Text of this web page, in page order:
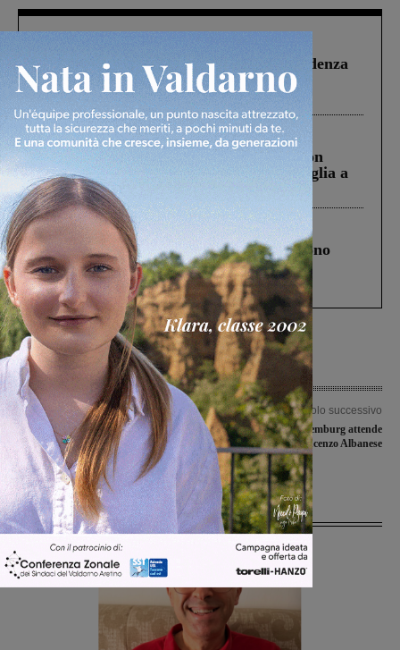
Piscina di Figline finanziata oltre la scadenza
Pnrr, il gruppo di Fratelli d’Italia: “Un
ringraziamento al Governo”
Cronaca 3 Agosto 2026
Scomparso da una struttura di Castiglion
Fiorentino l’uomo che aveva ucciso la figlia a
Levane nel 2020
Cronaca 4 Agosto 2026
Un anno fa la strage in A1 in cui morirono
Gianni, Giulia e Franco. Lo schianto, il
processo, lo stop ai sorpassi fra tir....
Articolo precedente
Lieto fine per lo studente delle medie,
sarà iscritto alla scuola media
Petrarca
Articolo successivo
Il Tour de Luxemburg attende
Vincenzo Albanese
Ultime Notizie